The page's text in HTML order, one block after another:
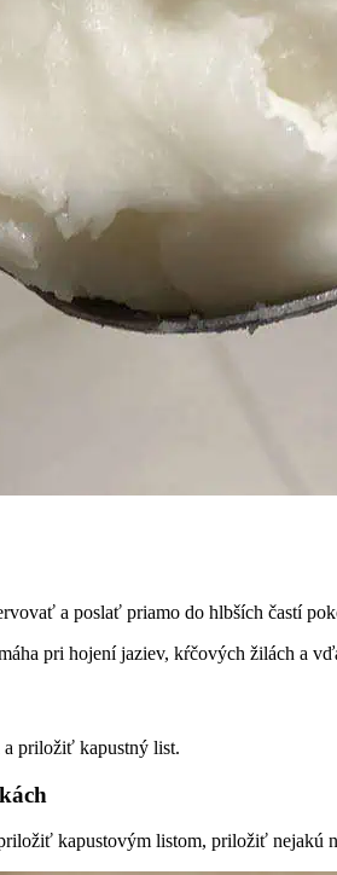
a poslať priamo do hlbších častí
pri hojení jaziev, kŕčových žilách a
priložiť kapustný list.
kapustovým listom, priložiť nejakú